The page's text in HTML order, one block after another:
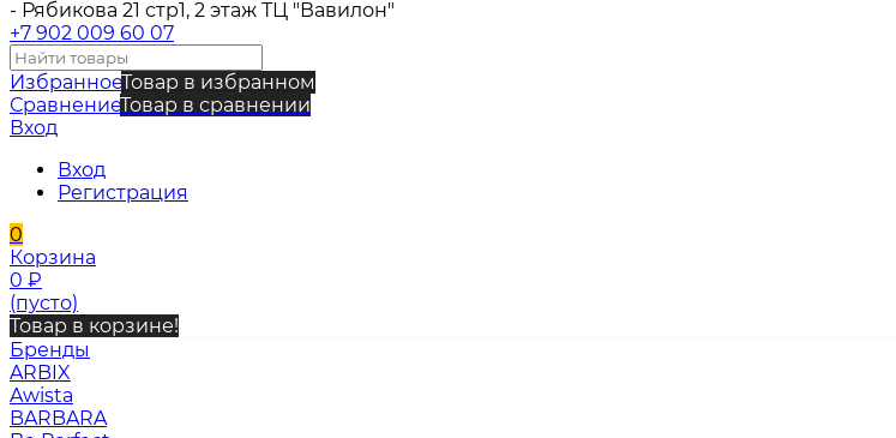
- Рябикова 21 стр1, 2 этаж ТЦ "Вавилон"
+7 902 009 60 07
ИзбранноеТовар в избранном
СравнениеТовар в сравнении
Вход
Вход
Регистрация
0
Корзина
0 ₽
(пусто)
Товар в корзине!
Бренды
ARBIX
Awista
BARBARA